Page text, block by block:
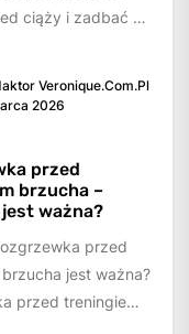
ciąży i zadbać o
Veronique.com.pl
2026
przed
brzucha –
ważna?
przed
jest ważna?
przed treningiem